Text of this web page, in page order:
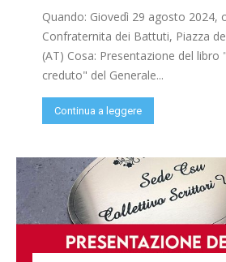
Quando: Giovedì 29 agosto 2024,
Confraternita dei Battuti, Piazza
(AT) Cosa: Presentazione del libro
creduto" del Generale...
Continua a leggere